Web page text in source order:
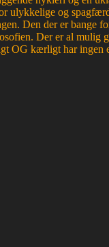
ulykkelige og
Den der er bange
Der er al mulig
OG kærligt har ingen